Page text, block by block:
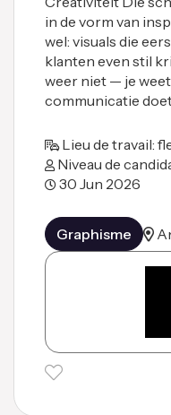
in de vorm van
wel: visuals die
klanten even stil
weer niet — je
communicatie doet
Lieu de travail:
Niveau de
30 Jun 2026
Graphisme